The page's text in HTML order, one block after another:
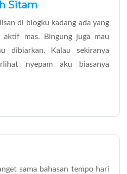
Sitam
di blogku kadang ada yang
aktif mas. Bingung juga mau
dibiarkan. Kalau sekiranya
nyepam aku biasanya
sama bahasan tempo hari